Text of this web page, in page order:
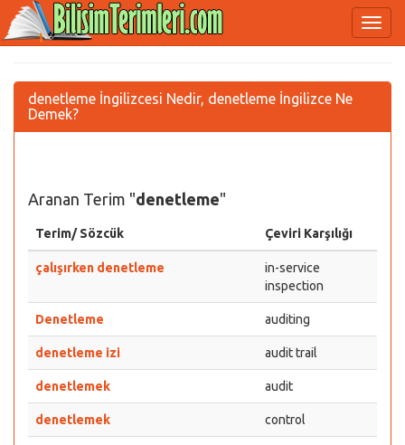
denetleme İngilizcesi Nedir, denetleme İngilizce Ne
Demek?
Aranan Terim "denetleme"
Terim/ Sözcük Çeviri Karşılığı
çalışırken denetleme
in-service
inspection
Denetleme auditing
denetleme izi audit trail
denetlemek audit
denetlemek control